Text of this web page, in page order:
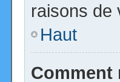
raisons de
Haut
Comment